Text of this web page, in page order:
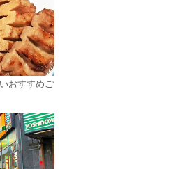
おすすめご